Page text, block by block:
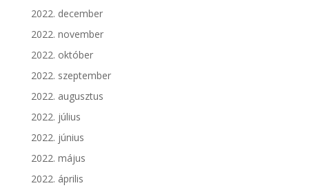
2022. december
2022. november
2022. október
2022. szeptember
2022. augusztus
2022. július
2022. június
2022. május
2022. április